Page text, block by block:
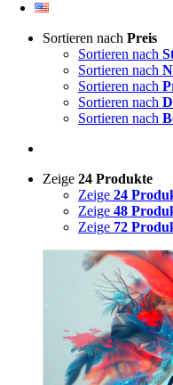
Sortieren nach Preis
Sortieren nach
Sortieren nach
Sortieren nach
Sortieren nach
Sortieren nach
Zeige 24 Produkte
Zeige 24
Zeige 48
Zeige 72